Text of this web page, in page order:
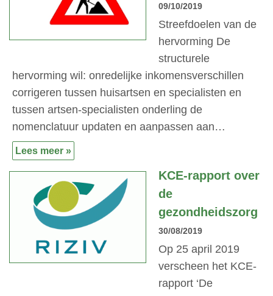
09/10/2019
Streefdoelen van de
hervorming De
structurele
hervorming wil: onredelijke inkomensverschillen
corrigeren tussen huisartsen en specialisten en
tussen artsen-specialisten onderling de
nomenclatuur updaten en aanpassen aan…
Lees meer »
KCE-rapport over
de
gezondheidszorg
30/08/2019
Op 25 april 2019
verscheen het KCE-
rapport ‘De